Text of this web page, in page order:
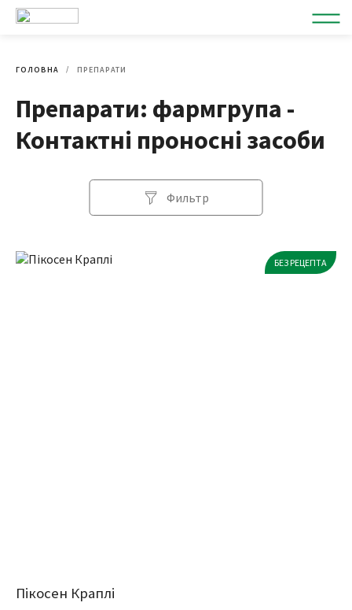
ГОЛОВНА ПРЕПАРАТИ
Препарати: фармгрупа -
Контактні проносні засоби
Фильтр
БЕЗ РЕЦЕПТА
Пікосен Краплі